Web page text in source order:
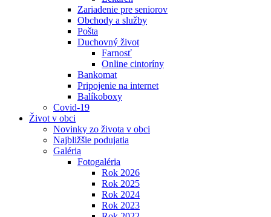
Zariadenie pre seniorov
Obchody a služby
Pošta
Duchovný život
Farnosť
Online cintoríny
Bankomat
Pripojenie na internet
Balíkoboxy
Covid-19
Život v obci
Novinky zo života v obci
Najbližšie podujatia
Galéria
Fotogaléria
Rok 2026
Rok 2025
Rok 2024
Rok 2023